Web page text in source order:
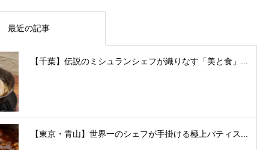
最近の記事
【千葉】伝説のミシュランシェフが織りなす「美と食」...
【東京・青山】世界一のシェフが手掛ける極上パティス...